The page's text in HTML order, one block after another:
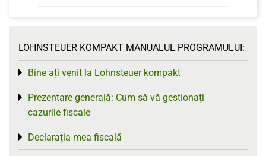
LOHNSTEUER KOMPAKT MANUALUL PROGRAMULUI:
Bine ați venit la Lohnsteuer kompakt
Toggle menu
Prezentare generală: Cum să vă gestionați
cazurile fiscale
Toggle menu
Declarația mea fiscală
Toggle menu